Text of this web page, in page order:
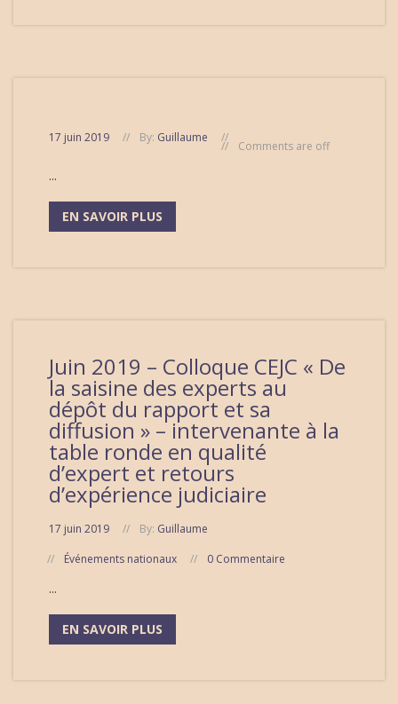
17 juin 2019 By: Guillaume
Comments are off
...
EN SAVOIR PLUS
Juin 2019 – Colloque CEJC « De
la saisine des experts au
dépôt du rapport et sa
diffusion » – intervenante à la
table ronde en qualité
d’expert et retours
d’expérience judiciaire
17 juin 2019 By: Guillaume
Événements nationaux
0 Commentaire
...
EN SAVOIR PLUS